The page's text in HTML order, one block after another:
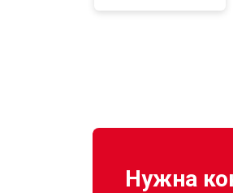
Замена Wi-Fi
Нужна